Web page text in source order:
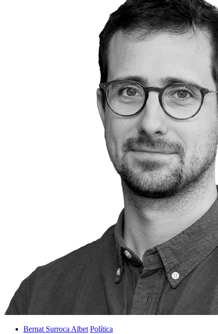
Bernat Surroca Albet Política